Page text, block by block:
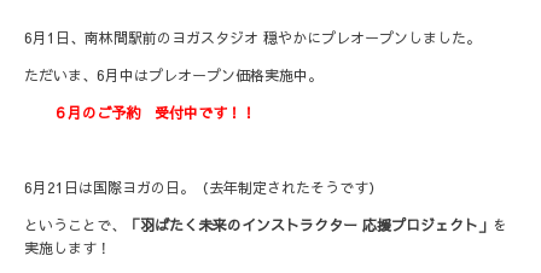
6月1日、南林間駅前のヨガスタジオ 穏やかにプレオープンしました。
ただいま、6月中はプレオープン価格実施中。
６月のご予約 受付中です！！
6月21日は国際ヨガの日。（去年制定されたそうです）
ということで、
「羽ばたく未来のインストラクター 応援プロジェクト」 を
実施します！